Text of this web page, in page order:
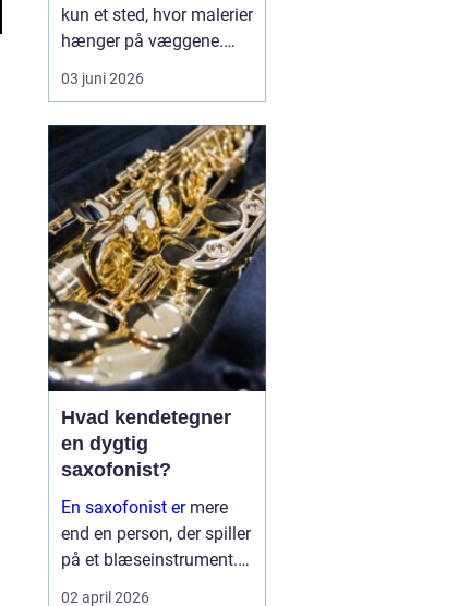
kun et sted, hvor malerier
hænger på væggene.
Det er et rum, hvor lys,
arkitektur, mennesker og
og skaber nye
perspektiver på verden.
Mange forbinder
gallerier med fer...
03 juni 2026
Hvad kendetegner
en dygtig
saxofonist?
En saxofonist ermere
end en person, der spiller
på et blæseinstrument.
Saxofonen kræver både
02 april 2026